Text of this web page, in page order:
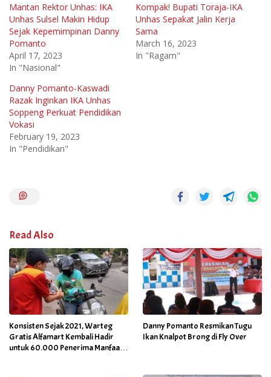
Mantan Rektor Unhas: IKA
Unhas Sulsel Makin Hidup
Sejak Kepemimpinan Danny
Pomanto
April 17, 2023
In "Nasional"
Kompak! Bupati Toraja-IKA
Unhas Sepakat Jalin Kerja
Sama
March 16, 2023
In "Ragam"
Danny Pomanto-Kaswadi
Razak Inginkan IKA Unhas
Soppeng Perkuat Pendidikan
Vokasi
February 19, 2023
In "Pendidikan"
Read Also
Konsisten Sejak 2021, Warteg
Gratis Alfamart Kembali Hadir
untuk 60.000 Penerima Manfaat
Danny Pomanto Resmikan Tugu
Ikan Knalpot Brong di Fly Over